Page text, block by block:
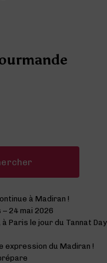
à Madiran !
24 mai 2026
Paris le jour du Tannat Day
expression du Madiran !